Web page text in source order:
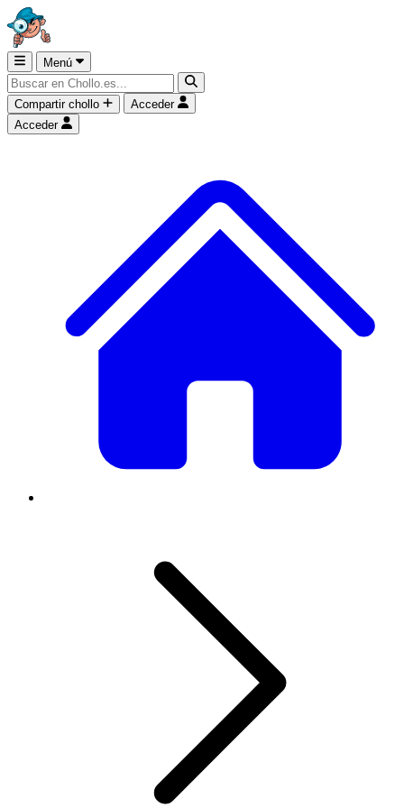
Menú
Compartir chollo
Acceder
Acceder